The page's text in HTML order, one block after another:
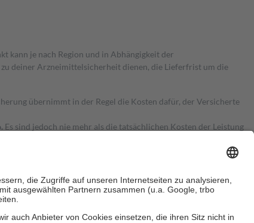
kann je nach Region und in Abhängigkeit der
deiner Arzneimittelsicherheit dienen, die Lieferfrist um die
übernimmt in der Regel die Kosten dafür, der Versicherte
Es sind jedoch nie mehr als die tatsächlichen Kosten der Leistung
an bei: